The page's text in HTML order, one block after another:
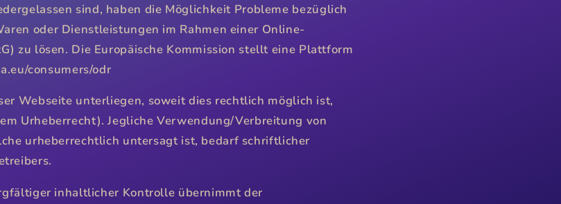
sind, haben die Möglichkeit Probleme bezüglich
oder Dienstleistungen im Rahmen einer Online-
zu lösen. Die Europäische Kommission stellt eine Plattform
consumers/odr
Webseite unterliegen, soweit dies rechtlich möglich ist,
Urheberrecht). Jegliche Verwendung/Verbreitung von
urheberrechtlich untersagt ist, bedarf schriftlicher
inhaltlicher Kontrolle übernimmt der